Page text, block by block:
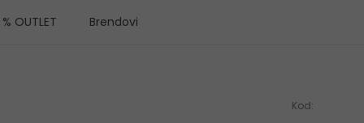
% OUTLET Brendovi
Kod: